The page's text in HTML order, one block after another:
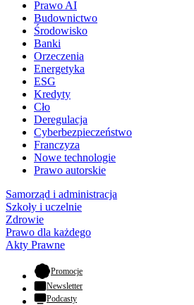
Prawo AI
Budownictwo
Środowisko
Banki
Orzeczenia
Energetyka
ESG
Kredyty
Cło
Deregulacja
Cyberbezpieczeństwo
Franczyza
Nowe technologie
Prawo autorskie
Samorząd i administracja
Szkoły i uczelnie
Zdrowie
Prawo dla każdego
Akty Prawne
Promocje- otwiera się w nowej karcie
Newsletter
Podcasty